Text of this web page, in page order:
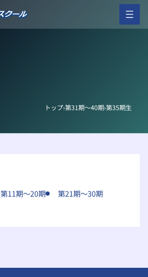
トップ›第31期～40期›第35期生
第11期～20期
第21期～30期